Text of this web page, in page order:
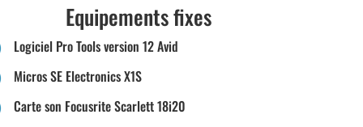
Equipements fixes
Logiciel Pro Tools version 12 Avid
Micros SE Electronics X1S
Carte son Focusrite Scarlett 18i20